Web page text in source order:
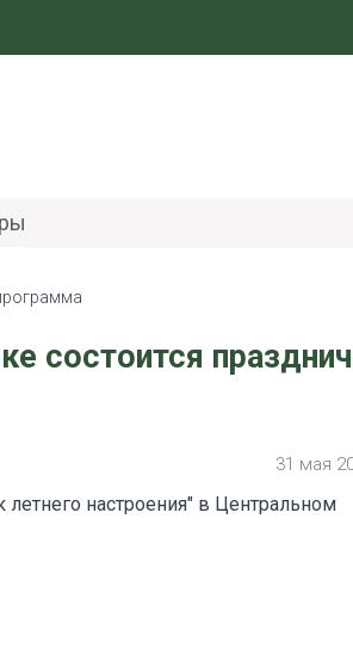
состоится
31 мая
настроения" в Центральном